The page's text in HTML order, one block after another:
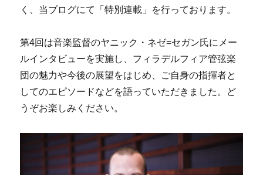
く、当ブログにて「特別連載」を行っております。
第4回は音楽監督のヤニック・ネゼ=セガン氏にメー
ルインタビューを実施し、フィラデルフィア管弦楽
団の魅力や今後の展望をはじめ、ご自身の指揮者と
してのエピソードなどを語っていただきました。ど
うぞお楽しみください。